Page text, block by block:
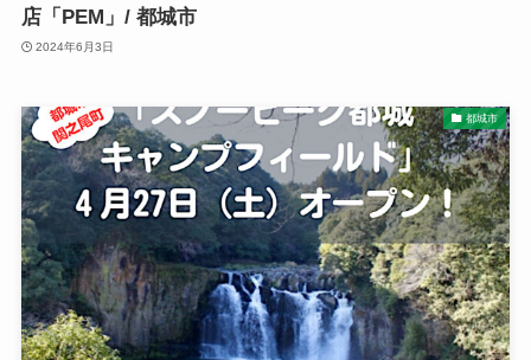
店「PEM」/ 都城市
2024年6月3日
都城市